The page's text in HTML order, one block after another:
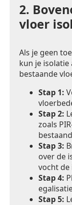
2.
vloer
Als je geen
kun je
bestaande
Stap 1:
Stap 2:
zoals
Stap 3:
over de
vocht
Stap 4:
Stap 5: